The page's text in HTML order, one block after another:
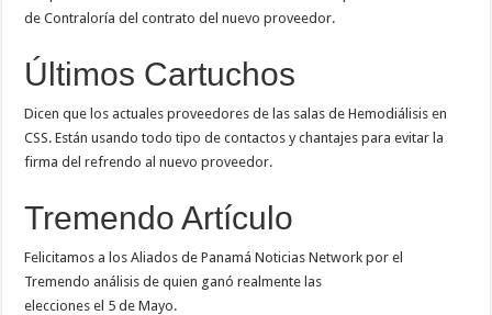
de Contraloría del contrato del nuevo proveedor.
Últimos Cartuchos
Dicen que los actuales proveedores de las salas de Hemodiálisis en
CSS. Están usando todo tipo de contactos y chantajes para evitar la
firma del refrendo al nuevo proveedor.
Tremendo Artículo
Felicitamos a los Aliados de Panamá Noticias Network por el
Tremendo análisis de quien ganó realmente las
elecciones el 5 de Mayo.